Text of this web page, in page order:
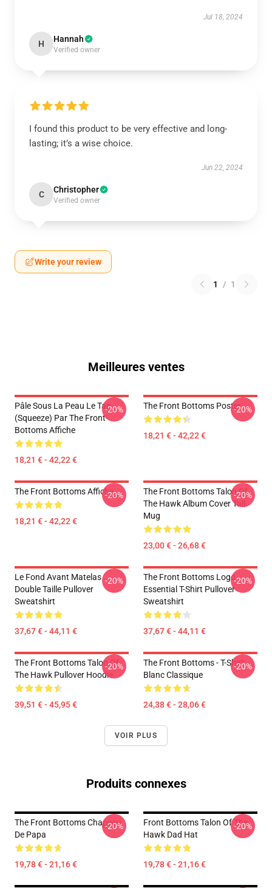
Jul 18, 2024
H Hannah
Verified owner
I found this product to be very effective and long-
lasting; it’s a wise choice.
Jun 22, 2024
C Christopher
Verified owner
Write your review
1 / 1
Meilleures ventes
Pâle Sous La Peau Le Tan
(Squeeze) Par The Front
Bottoms Affiche
18,21 € - 42,22 €
-20% The Front Bottoms Poster
18,21 € - 42,22 €
-20%
The Front Bottoms Affiche
18,21 € - 42,22 €
-20%
The Front Bottoms Talon Of
The Hawk Album Cover Tall
Mug
23,00 € - 26,68 €
-20%
Le Fond Avant Matelas
Double Taille Pullover
Sweatshirt
37,67 € - 44,11 €
-20%
The Front Bottoms Logo
Essential T-Shirt Pullover
Sweatshirt
37,67 € - 44,11 €
-20%
The Front Bottoms Talon Of
The Hawk Pullover Hoodie
39,51 € - 45,95 €
-20%
The Front Bottoms - T-Shirt
Blanc Classique
24,38 € - 28,06 €
-20%
VOIR PLUS
Produits connexes
The Front Bottoms Chapeau
De Papa
19,78 € - 21,16 €
-20%
Front Bottoms Talon Of The
Hawk Dad Hat
19,78 € - 21,16 €
-20%